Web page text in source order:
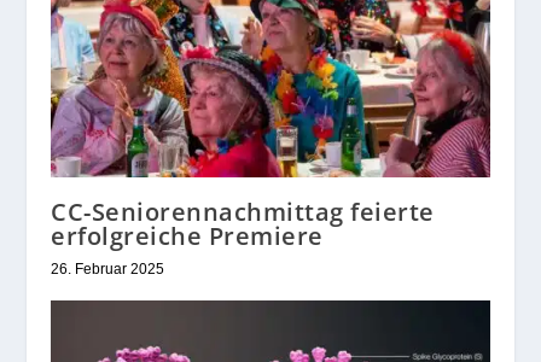
CC-Seniorennachmittag feierte
erfolgreiche Premiere
26. Februar 2025